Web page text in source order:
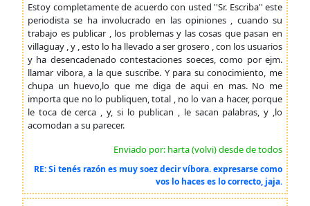
Estoy completamente de acuerdo con usted ''Sr. Escriba'' este
periodista se ha involucrado en las opiniones , cuando su
trabajo es publicar , los problemas y las cosas que pasan en
villaguay , y , esto lo ha llevado a ser grosero , con los usuarios
y ha desencadenado contestaciones soeces, como por ejm.
llamar vibora, a la que suscribe. Y para su conocimiento, me
chupa un huevo,lo que me diga de aqui en mas. No me
importa que no lo publiquen, total , no lo van a hacer, porque
le toca de cerca , y, si lo publican , le sacan palabras, y ,lo
acomodan a su parecer.
Enviado por: harta (volvi) desde de todos
RE: Si tenés razón es muy soez decir víbora. expresarse como
vos lo haces es lo correcto, jaja.